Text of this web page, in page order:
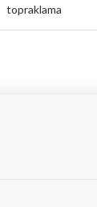
topraklama